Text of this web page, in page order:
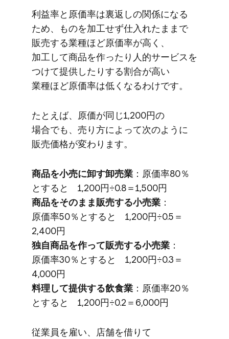
利益率と​原価率は​裏返しの​関係に​なる​
ため、​ものを​加工せず仕入れたままで​
販売する​業種ほど​原価率が​高く、​
加工して​商品を​作ったり​人的サービスを​
つけて​提供したりする​割合が​高い​
業種ほど​原価率は​低くなるわけです。
た​とえば、​原価が​同じ​1,200円の​
場合でも、​売り方に​よって​次のように​
販売価格が​変わります。
商品を​小売に​卸す卸売業 ：原価率80％
と​すると​ 1,200円÷0.8＝1,500円
商品を​そのまま​販売する​小売業 ：
原価率50％と​すると​ 1,200円÷0.5＝
2,400円
独自商品を​作って​販売する​小売業 ：
原価率30％と​すると​ 1,200円÷0.3＝
4,000円
料理して​提供する​飲​食業 ：原価率20％
と​すると​ 1,200円÷0.2＝6,000円
従業員を​雇い、​店舗を​借りて​